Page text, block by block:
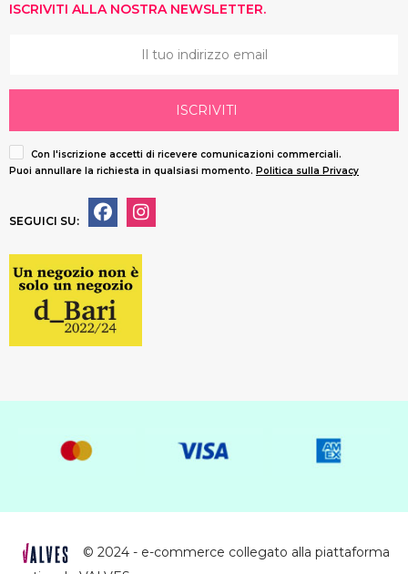
ISCRIVITI ALLA NOSTRA NEWSLETTER.
ISCRIVITI
Con l'iscrizione accetti di ricevere comunicazioni commerciali.
Puoi annullare la richiesta in qualsiasi momento. Politica sulla Privacy
SEGUICI SU:
© 2024 - e-commerce collegato alla piattaforma